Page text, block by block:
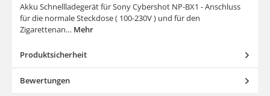
Akku Schnellladegerät für Sony Cybershot NP-BX1 - Anschluss
für die normale Steckdose ( 100-230V ) und für den
Zigarettenan… Mehr
Produktsicherheit
Bewertungen